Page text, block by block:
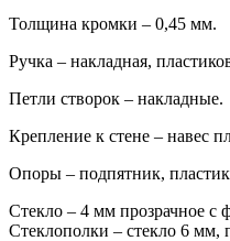
Толщина кромки – 0,45 мм.
Ручка – накладная,
Петли створок – накладные.
Крепление к стене – навес
Опоры – подпятник,
Стекло – 4 мм прозрачное с
Стеклополки – стекло 6 мм,